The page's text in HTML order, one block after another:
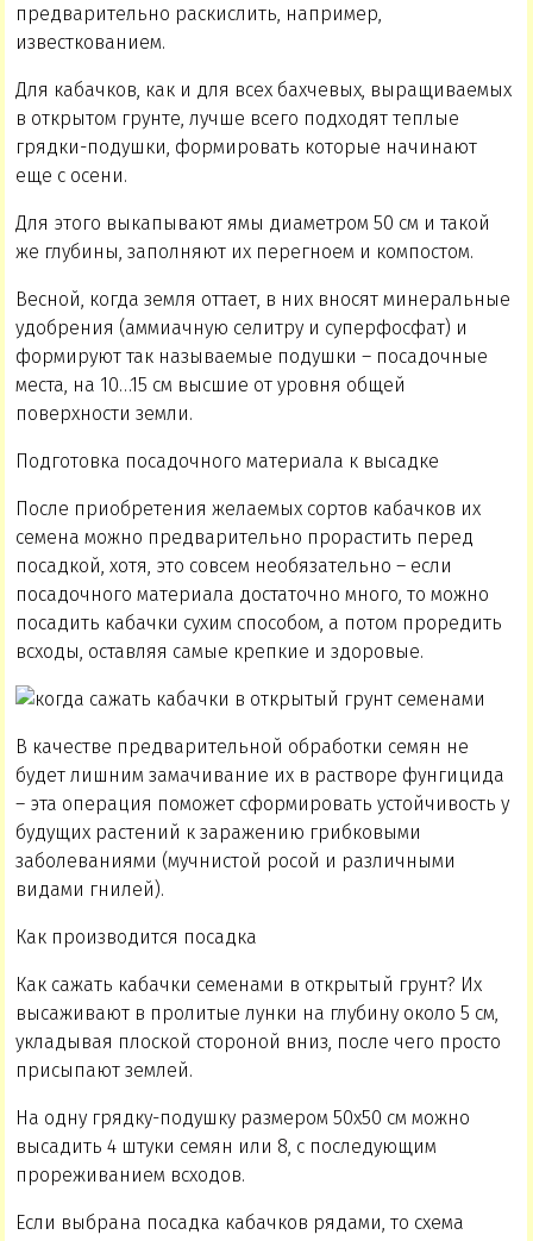
предварительно раскислить, например,
известкованием.
Для кабачков, как и для всех бахчевых, выращиваемых
в открытом грунте, лучше всего подходят теплые
грядки-подушки, формировать которые начинают
еще с осени.
Для этого выкапывают ямы диаметром 50 см и такой
же глубины, заполняют их перегноем и компостом.
Весной, когда земля оттает, в них вносят минеральные
удобрения (аммиачную селитру и суперфосфат) и
формируют так называемые подушки – посадочные
места, на 10…15 см высшие от уровня общей
поверхности земли.
Подготовка посадочного материала к высадке
После приобретения желаемых сортов кабачков их
семена можно предварительно прорастить перед
посадкой, хотя, это совсем необязательно – если
посадочного материала достаточно много, то можно
посадить кабачки сухим способом, а потом проредить
всходы, оставляя самые крепкие и здоровые.
В качестве предварительной обработки семян не
будет лишним замачивание их в растворе фунгицида
– эта операция поможет сформировать устойчивость у
будущих растений к заражению грибковыми
заболеваниями (мучнистой росой и различными
видами гнилей).
Как производится посадка
Как сажать кабачки семенами в открытый грунт? Их
высаживают в пролитые лунки на глубину около 5 см,
укладывая плоской стороной вниз, после чего просто
присыпают землей.
На одну грядку-подушку размером 50х50 см можно
высадить 4 штуки семян или 8, с последующим
прореживанием всходов.
Если выбрана посадка кабачков рядами, то схема